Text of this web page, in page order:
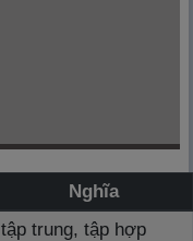
Nghĩa
tập trung, tập hợp